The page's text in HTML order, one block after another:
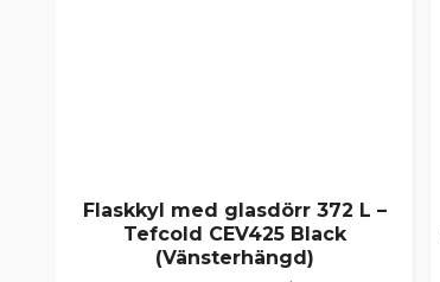
Flaskkyl med glasdörr 372 L –
Tefcold CEV425 Black
(Vänsterhängd)